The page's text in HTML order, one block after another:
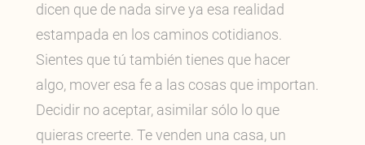
dicen que de nada sirve ya esa realidad
estampada en los caminos cotidianos.
Sientes que tú también tienes que hacer
algo, mover esa fe a las cosas que importan.
Decidir no aceptar, asimilar sólo lo que
quieras creerte. Te venden una casa, un